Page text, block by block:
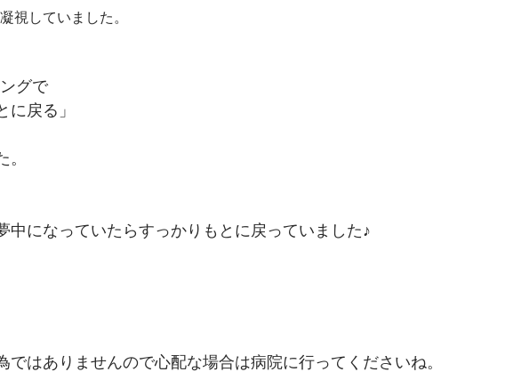
視していました。
グで
に戻る」
中になっていたらすっかりもとに戻っていました♪
ではありませんので心配な場合は病院に行ってくださいね。